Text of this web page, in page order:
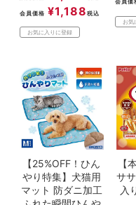
会員価格 ¥1,188 税込
お気に入りに登録
会員価
お気
【25%OFF！ひん
やり特集】犬猫用
マット 防ダニ加工
【
サ
入